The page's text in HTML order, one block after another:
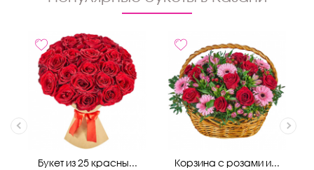
Букет из 25 красны... Корзина с розами и...